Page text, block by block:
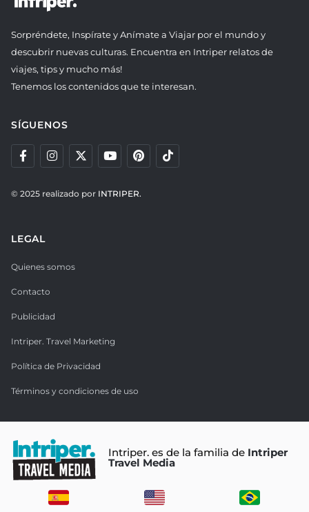
Sorpréndete, Inspírate y Anímate a Viajar por el mundo y
descubrir nuevas culturas. Encuentra en Intriper relatos de
viajes, tips y mucho más!
Tenemos los contenidos que te interesan.
SÍGUENOS
© 2025 realizado por INTRIPER.
LEGAL
Quienes somos
Contacto
Publicidad
Intriper. Travel Marketing
Política de Privacidad
Términos y condiciones de uso
Intriper. es de la familia de Intriper
Travel Media